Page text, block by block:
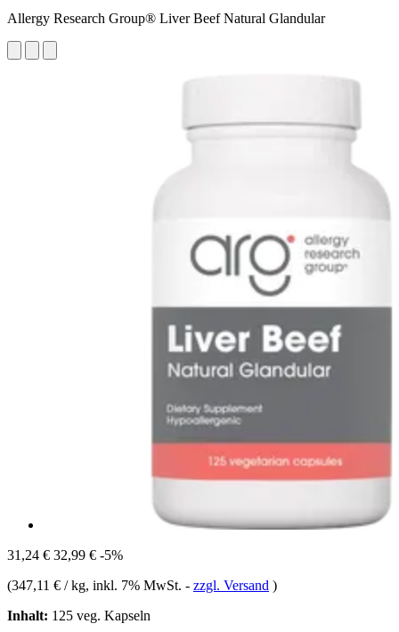
Allergy Research Group® Liver Beef Natural Glandular
31,24 € 32,99 € -5%
(347,11 € / kg, inkl. 7% MwSt. - zzgl. Versand )
Inhalt: 125 veg. Kapseln